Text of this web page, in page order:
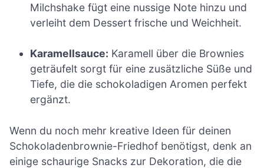
Milchshake fügt eine nussige Note hinzu und
verleiht dem Dessert frische und Weichheit.
Karamellsauce: Karamell über die Brownies
geträufelt sorgt für eine zusätzliche Süße und
Tiefe, die die schokoladigen Aromen perfekt
ergänzt.
Wenn du noch mehr kreative Ideen für deinen
Schokoladenbrownie-Friedhof benötigst, denk an
einige schaurige Snacks zur Dekoration, die die